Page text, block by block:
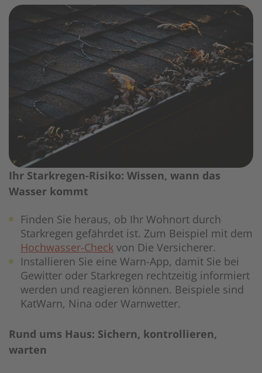
Ihr Starkregen-Risiko: Wissen, wann das
Wasser kommt
Finden Sie heraus, ob Ihr Wohnort durch
Starkregen gefährdet ist. Zum Beispiel mit dem
Hochwasser-Check von Die Versicherer.
Installieren Sie eine Warn-App, damit Sie bei
Gewitter oder Starkregen rechtzeitig informiert
werden und reagieren können. Beispiele sind
KatWarn, Nina oder Warnwetter.
Rund ums Haus: Sichern, kontrollieren,
warten